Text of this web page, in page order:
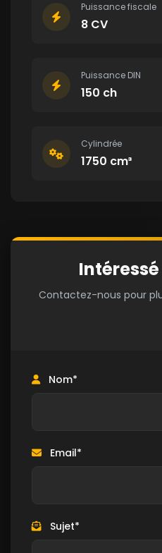
Puissance fiscale
8 CV
Puissance DIN
150 ch
Cylindrée
1750 cm³
Contactez-nous pour
Nom*
Email*
Sujet*